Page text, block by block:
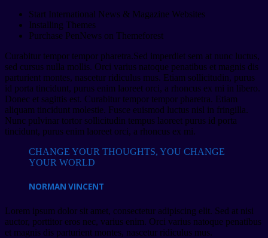
Start International News & Magazine Websites
Installing Themes
Purchase PenNews on Themeforest
Curabitur tempor tempor pharetra.Sed imperdiet sem at nunc luctus,
sed cursus nulla mollis. Orci varius natoque penatibus et magnis dis
parturient montes, nascetur ridiculus mus. Etiam sollicitudin, purus
id porta tincidunt, purus enim laoreet orci, a rhoncus ex mi in libero.
Donec et sagittis est. Curabitur tempor tempor pharetra. Etiam
aliquam tincidunt molestie. Fusce euismod luctus nisl in fringilla.
Nunc pulvinar tortor sollicitudin tempus laoreet purus id porta
tincidunt, purus enim laoreet orci, a rhoncus ex mi.
CHANGE YOUR THOUGHTS, YOU CHANGE
YOUR WORLD
NORMAN VINCENT
Lorem ipsum dolor sit amet, consectetur adipiscing elit. Sed at nisi
auctor, porttitor eros nec, varius enim. Orci varius natoque penatibus
et magnis dis parturient montes, nascetur ridiculus mus.